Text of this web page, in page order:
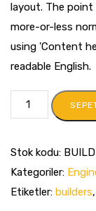
layout. The
more-or-less
using 'Content
readable English.
Stok kodu:
Kategoriler:
Etiketler: builders,